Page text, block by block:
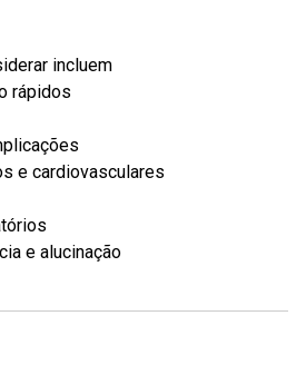
incluem
rápidos
e cardiovasculares
e alucinação